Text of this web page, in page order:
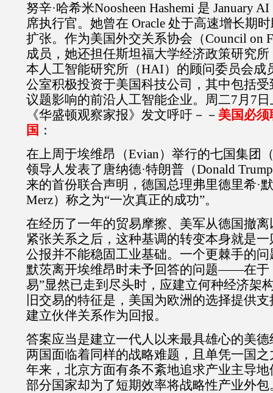
努辛·哈希米Noosheen Hashemi 是 January AI
席执行官。她曾在 Oracle 处于高速增长期
扩张。作为美国外交关系协会（Council on
成员，她还担任斯坦福大学经济政策研究所
本人工智能研究所（HAI）的顾问委员会成
公室积极投资于美国科技公司，其中包括
议题影响的前沿人工智能企业。周二7月 7
《华盛顿观察家报》发文呼吁－－ 美国必
国 ：
在上周于埃维昂（Evian）举行的七国集团
领导人发表了唐纳德·特朗普（Donald Trump
来的首份联合声明，德国总理弗里德里希·
Merz）称之为“一次真正的成功”。
在经历了一年的贸易摩擦、美军从德国撤
紧张关系之后，这种基调的转变本身就是
公报并不能稳固工业基础。一个更棘手的
默茨离开埃维昂时未予回答的问题——在于
易”显然已走到尽头时，应建立何种经济架
旧交易的特征是，美国为欧洲的选择提供
建立伙伴关系作为回报。
答案应当是建立一代人以来最具雄心的美
两国面临着同样的战略难题，且单凭一国
年来，北京方面有条不紊地追求产业主导
部分国家却为了短期效率将战略性产业外